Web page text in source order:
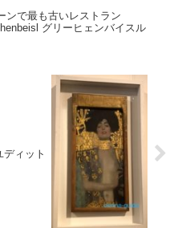
ンで最も古いレストラン
グリーヒェンバイスル
ィット